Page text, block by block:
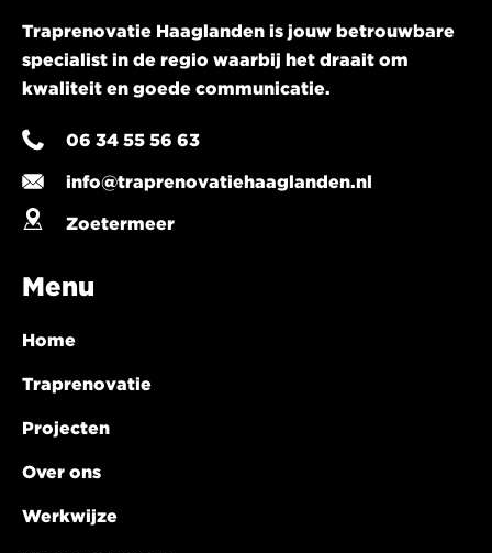
Traprenovatie Haaglanden is jouw betrouwbare
specialist in de regio waarbij het draait om
kwaliteit en goede communicatie.
06 34 55 56 63
info@traprenovatiehaaglanden.nl
Zoetermeer
Menu
Home
Traprenovatie
Projecten
Over ons
Werkwijze